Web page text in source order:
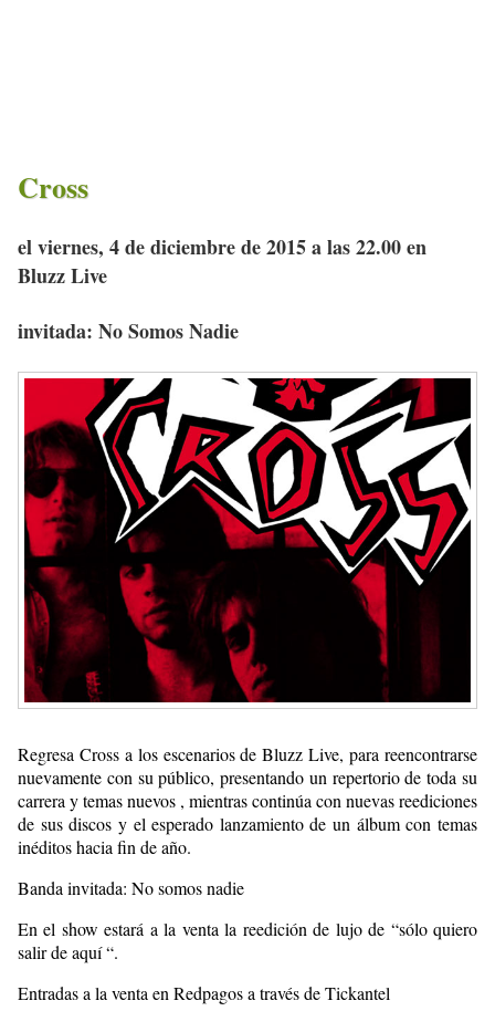
Cross
el viernes, 4 de diciembre de 2015 a las 22.00 en
Bluzz Live
invitada: No Somos Nadie
Regresa Cross a los escenarios de Bluzz Live, para reencontrarse
nuevamente con su público, presentando un repertorio de toda su
carrera y temas nuevos , mientras continúa con nuevas reediciones
de sus discos y el esperado lanzamiento de un álbum con temas
inéditos hacia fin de año.
Banda invitada: No somos nadie
En el show estará a la venta la reedición de lujo de “sólo quiero
salir de aquí “.
Entradas a la venta en Redpagos a través de Tickantel